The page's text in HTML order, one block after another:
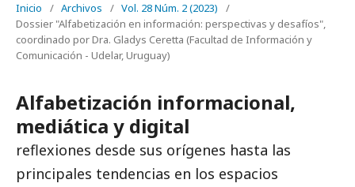
Inicio / Archivos / Vol. 28 Núm. 2 (2023)
/
Dossier "Alfabetización en información: perspectivas y desafíos",
coordinado por Dra. Gladys Ceretta (Facultad de Información y
Comunicación - Udelar, Uruguay)
Alfabetización informacional,
mediática y digital
reflexiones desde sus orígenes hasta las
principales tendencias en los espacios